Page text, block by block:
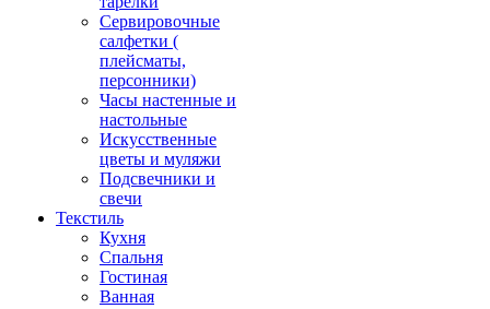
Сервировочные
салфетки (
плейсматы,
персонники)
Часы настенные и
настольные
Искусственные
цветы и муляжи
Подсвечники и
свечи
Текстиль
Кухня
Спальня
Гостиная
Ванная